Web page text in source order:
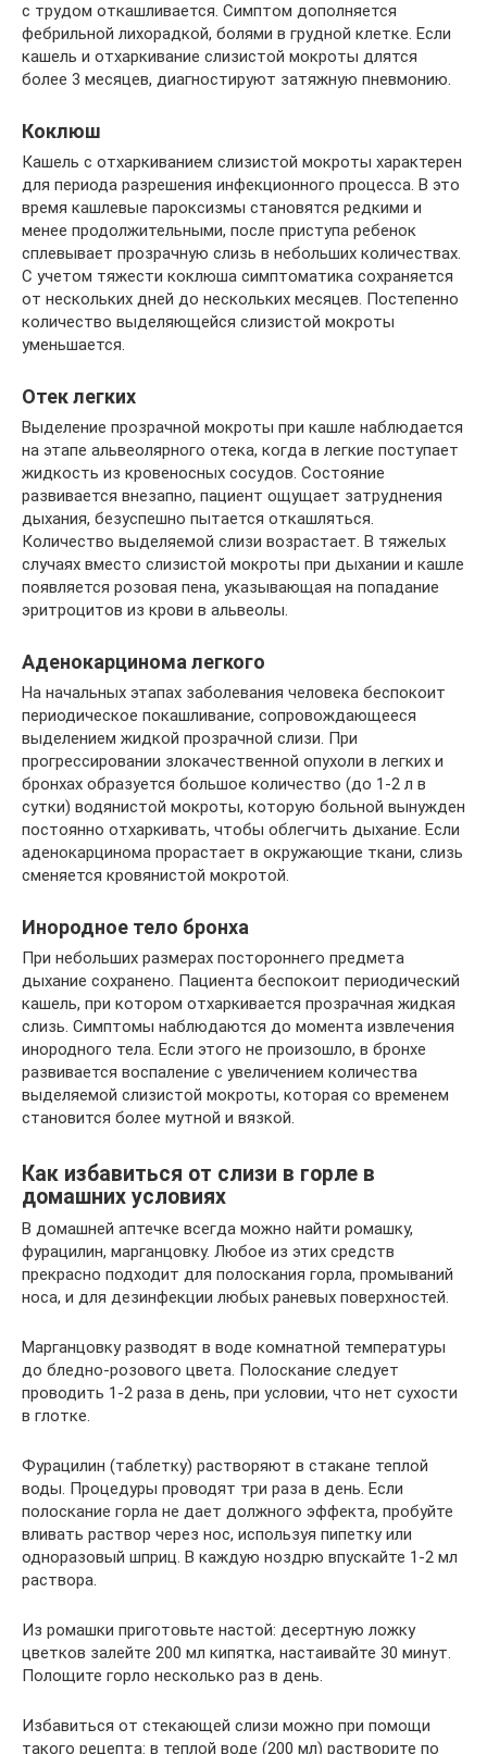
с трудом откашливается. Симптом дополняется
фебрильной лихорадкой, болями в грудной клетке. Если
кашель и отхаркивание слизистой мокроты длятся
более 3 месяцев, диагностируют затяжную пневмонию.
Коклюш
Кашель с отхаркиванием слизистой мокроты характерен
для периода разрешения инфекционного процесса. В это
время кашлевые пароксизмы становятся редкими и
менее продолжительными, после приступа ребенок
сплевывает прозрачную слизь в небольших количествах.
С учетом тяжести коклюша симптоматика сохраняется
от нескольких дней до нескольких месяцев. Постепенно
количество выделяющейся слизистой мокроты
уменьшается.
Отек легких
Выделение прозрачной мокроты при кашле наблюдается
на этапе альвеолярного отека, когда в легкие поступает
жидкость из кровеносных сосудов. Состояние
развивается внезапно, пациент ощущает затруднения
дыхания, безуспешно пытается откашляться.
Количество выделяемой слизи возрастает. В тяжелых
случаях вместо слизистой мокроты при дыхании и кашле
появляется розовая пена, указывающая на попадание
эритроцитов из крови в альвеолы.
Аденокарцинома легкого
На начальных этапах заболевания человека беспокоит
периодическое покашливание, сопровождающееся
выделением жидкой прозрачной слизи. При
прогрессировании злокачественной опухоли в легких и
бронхах образуется большое количество (до 1-2 л в
сутки) водянистой мокроты, которую больной вынужден
постоянно отхаркивать, чтобы облегчить дыхание. Если
аденокарцинома прорастает в окружающие ткани, слизь
сменяется кровянистой мокротой.
Инородное тело бронха
При небольших размерах постороннего предмета
дыхание сохранено. Пациента беспокоит периодический
кашель, при котором отхаркивается прозрачная жидкая
слизь. Симптомы наблюдаются до момента извлечения
инородного тела. Если этого не произошло, в бронхе
развивается воспаление с увеличением количества
выделяемой слизистой мокроты, которая со временем
становится более мутной и вязкой.
Как избавиться от слизи в горле в
домашних условиях
В домашней аптечке всегда можно найти ромашку,
фурацилин, марганцовку. Любое из этих средств
прекрасно подходит для полоскания горла, промываний
носа, и для дезинфекции любых раневых поверхностей.
Марганцовку разводят в воде комнатной температуры
до бледно-розового цвета. Полоскание следует
проводить 1-2 раза в день, при условии, что нет сухости
в глотке.
Фурацилин (таблетку) растворяют в стакане теплой
воды. Процедуры проводят три раза в день. Если
полоскание горла не дает должного эффекта, пробуйте
вливать раствор через нос, используя пипетку или
одноразовый шприц. В каждую ноздрю впускайте 1-2 мл
раствора.
Из ромашки приготовьте настой: десертную ложку
цветков залейте 200 мл кипятка, настаивайте 30 минут.
Полощите горло несколько раз в день.
Избавиться от стекающей слизи можно при помощи
такого рецепта: в теплой воде (200 мл) растворите по